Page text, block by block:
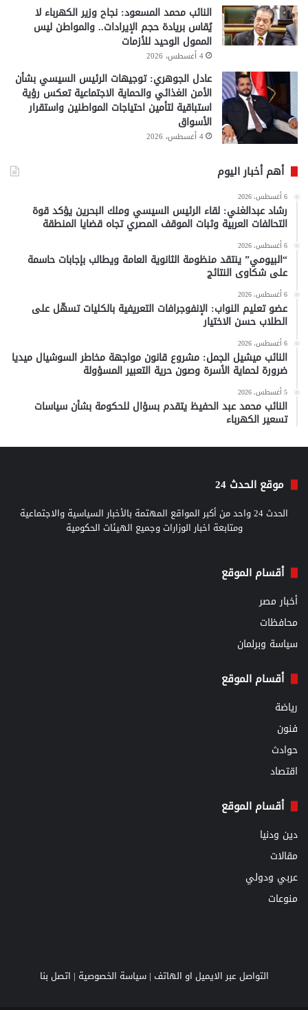
النائب محمد المسعود: نجاح وزير الكهرباء لا
يُقاس بريادة حجم الإيرادات.. والمواطن ليس
الممول الوحيد للأزمات
4 أغسطس، 2026
عادل الجوهري: توجيهات الرئيس السيسي بشأن
الأمن الغذائي والحماية الاجتماعية تعكس رؤية
استباقية لتأمين احتياجات المواطنين واستقرار
الأسواق
4 أغسطس، 2026
أهم أخبار اليوم
6 أغسطس، 2026
رشاد عبدالغني: لقاء الرئيس السيسي وملك البحرين يؤكد قوة
التحالفات العربية وثبات الموقف المصري تجاه قضايا المنطقة
6 أغسطس، 2026
“البيومي” ينتقد منظومة الثانوية العامة ويطالب بإجابات حاسمة
على شكاوى النتائج
6 أغسطس، 2026
عضو تعليم النواب: الإنفوجرافات التعريفية بالكليات تسهّل على
الطلاب حسن الاختيار
6 أغسطس، 2026
النائب ميشيل الجمل: مشروع قانون مواجهة مخاطر السوشيال ميديا
ضرورة لحماية الأسرة وصون حرية التعبير المسؤولة
5 أغسطس، 2026
النائب محمد عبد الحفيظ يتقدم بسؤال للحكومة بشأن سياسات
تسعير الكهرباء
موقع الحدث 24
الحدث 24 واحد من أكبر المواقع المهتمة بالأخبار السياسية والاجتماعية
ومتابعة اخبار الوزارات وجميع الهيئات الحكومية
أقسام الموقع
أخبار مصر
محافظات
سياسة وبرلمان
أقسام الموقع
رياضة
فنون
حوادث
اقتصاد
أقسام الموقع
دين ودنيا
مقالات
عربي ودولي
منوعات
التواصل عبر الايميل او الهاتف |سياسة الخصوصية | اتصل بنا